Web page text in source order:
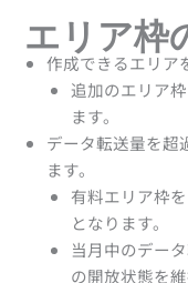
ご利用期間と
有料エリア
データ転送
※ご注意※ 有
解約時のご注
料金のお支
有料エリア枠の
お支払方法
定期購入の開
定期購入を解
エリア枠
作成できるエリア
追加のエリア
ます。
データ転送量を超
ます。
有料エリア枠
となります。
当月中のデー
の開放状態を